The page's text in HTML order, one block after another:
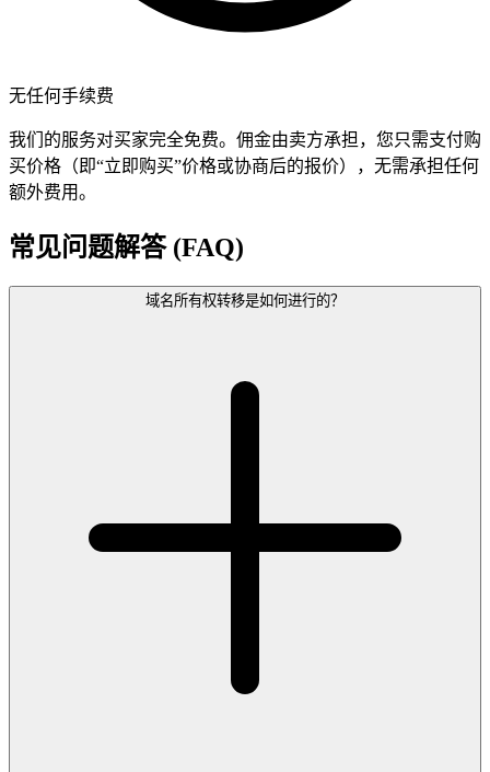
无任何手续费
我们的服务对买家完全免费。佣金由卖方承担，您只需支付购
买价格（即“立即购买”价格或协商后的报价），无需承担任何
额外费用。
常见问题解答 (FAQ)
域名所有权转移是如何进行的？